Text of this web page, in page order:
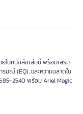
ในหนังสือเล่มนี้ พร้อมเสริม
มณ์ (EQ), และความฉลาดใน
2540 พร้อม Ariel Magic